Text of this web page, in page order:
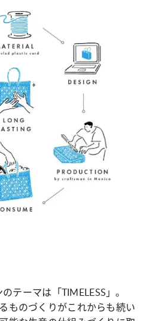
テーマは「TIMELESS」。
ものづくりがこれからも続い